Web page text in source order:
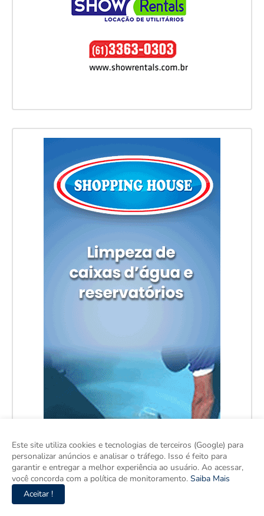
Este site utiliza cookies e tecnologias de terceiros (Google) para
personalizar anúncios e analisar o tráfego. Isso é feito para
garantir e entregar a melhor experiência ao usuário. Ao acessar,
você concorda com a política de monitoramento. Saiba Mais
Aceitar !